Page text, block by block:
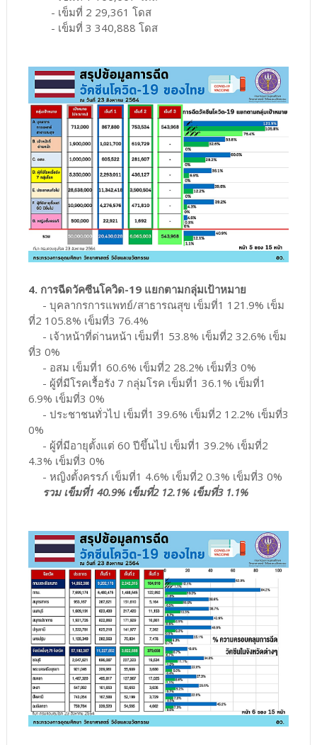
- เข็มที่ 2 29,361 โดส
- เข็มที่ 3 340,888 โดส
4. การฉีดวัคซีนโควิด-19 แยกตามกลุ่มเป้าหมาย
- บุคลากรการแพทย์/สาธารณสุข เข็มที่1 121.9% เข็ม
ที่2 105.8% เข็มที่3 76.4%
- เจ้าหน้าที่ด่านหน้า เข็มที่1 53.8% เข็มที่2 32.6% เข็ม
ที่3 0%
- อสม เข็มที่1 60.6% เข็มที่2 28.2% เข็มที่3 0%
- ผู้ที่มีโรคเรื้อรัง 7 กลุ่มโรค เข็มที่1 36.1% เข็มที่1
6.9% เข็มที่3 0%
- ประชาชนทั่วไป เข็มที่1 39.6% เข็มที่2 12.2% เข็มที่3
0%
- ผู้ที่มีอายุตั้งแต่ 60 ปีขึ้นไป เข็มที่1 39.2% เข็มที่2
4.3% เข็มที่3 0%
- หญิงตั้งครรภ์ เข็มที่1 4.6% เข็มที่2 0.3% เข็มที่3 0%
รวม เข็มที่1 40.9% เข็มที่2 12.1% เข็มที่3 1.1%